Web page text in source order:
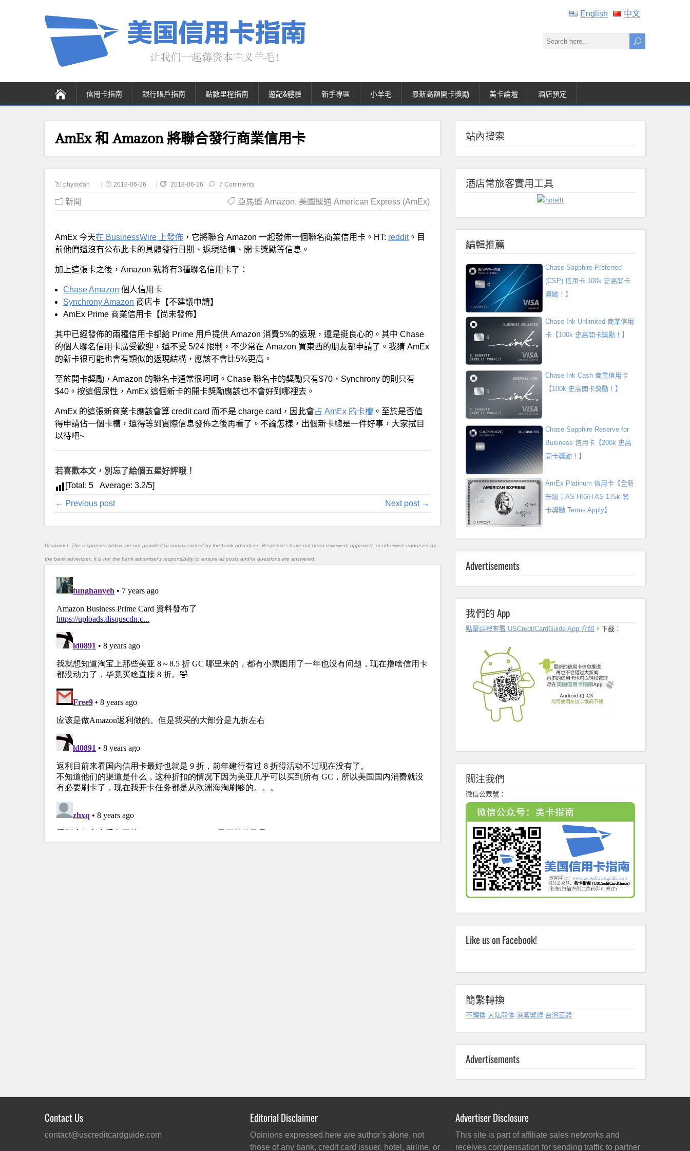
English 中文
信用卡指南 銀行賬戶指南 點數里程指南 遊記&體驗 新手專區 小羊毛 最新高額開卡獎勵 美卡論壇 酒店預定
AmEx 和 Amazon 將聯合發行商業信用卡
physixfan 2018-06-26 2018-06-26 7 Comments
新聞 亞馬遜 Amazon, 美國運通 American Express (AmEx)
AmEx 今天在 BusinessWire 上發佈 ，它將聯合 Amazon 一起發佈一個聯名商業信用卡。HT: reddit。目
前他們還沒有公布此卡的具體發行日期、返現結構、開卡獎勵等信息。
加上這張卡之後，Amazon 就將有3種聯名信用卡了：
Chase Amazon 個人信用卡
Synchrony Amazon 商店卡【不建議申請】
AmEx Prime 商業信用卡【尚未發佈】
其中已經發佈的兩種信用卡都給 Prime 用戶提供 Amazon 消費5%的返現，還是挺良心的。其中 Chase
的個人聯名信用卡廣受歡迎，還不受 5/24 限制，不少常在 Amazon 買東西的朋友都申請了。我猜 AmEx
的新卡很可能也會有類似的返現結構，應該不會比5%更高。
至於開卡獎勵，Amazon 的聯名卡通常很呵呵。Chase 聯名卡的獎勵只有$70，Synchrony 的則只有
$40。按這個尿性，AmEx 這個新卡的開卡獎勵應該也不會好到哪裡去。
AmEx 的這張新商業卡應該會算 credit card 而不是 charge card，因此會占 AmEx 的卡槽 。至於是否值
得申請佔一個卡槽，還得等到實際信息發佈之後再看了。不論怎樣，出個新卡總是一件好事，大家拭目
以待吧~
若喜歡本文，別忘了給個五星好評哦！
[Total: 5 Average: 3.2/5]
← Previous post Next post →
Disclaimer: The responses below are not provided or commissioned by the bank advertiser. Responses have not been reviewed, approved, or otherwise endorsed by
the bank advertiser. It is not the bank advertiser's responsibility to ensure all posts and/or questions are answered.
站內搜索
酒店常旅客實用工具
編輯推薦
Chase Sapphire Preferred
(CSP) 信用卡 100k 史高開卡
獎勵！】
Chase Ink Unlimited 商業信用
卡【100k 史高開卡獎勵！】
Chase Ink Cash 商業信用卡
【100k 史高開卡獎勵！】
Chase Sapphire Reserve for
Business 信用卡【200k 史高
開卡獎勵！】
AmEx Platinum 信用卡【全新
升級；AS HIGH AS 175k 開
卡獎勵 Terms Apply】
Advertisements
我們的 App
點擊這裡查看 USCreditCardGuide App 介紹 ，下載：
關注我們
微信公眾號：
Like us on Facebook!
簡繁轉換
不轉換 大陆简体 港澳繁體 台灣正體
Advertisements
Contact Us
contact@uscreditcardguide.com
Editorial Disclaimer
Opinions expressed here are author's alone, not
those of any bank, credit card issuer, hotel, airline, or
Advertiser Disclosure
This site is part of affiliate sales networks and
receives compensation for sending traffic to partner